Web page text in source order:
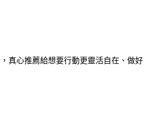
真心推薦給想要行動更靈活自在、做好